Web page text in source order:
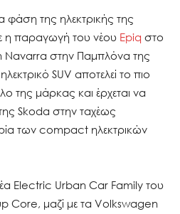
φάση της ηλεκτρικής της
η παραγωγή του νέου Epiq στο
Navarra στην Παμπλόνα της
SUV αποτελεί το πιο
της μάρκας και έρχεται να
Skoda στην ταχέως
των compact ηλεκτρικών
Electric Urban Car Family του
Core, μαζί με τα Volkswagen